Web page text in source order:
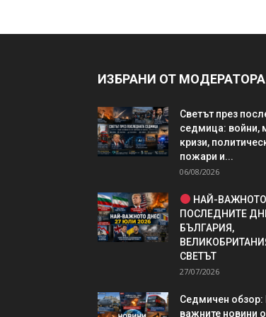
ИЗБРАНИ ОТ МОДЕРАТОРА
Светът през
седмица: войни,
кризи,
пожари и...
06/08/2026
НАЙ-
ПОСЛЕДНИТЕ
БЪЛГАРИЯ,
СВЕТЪТ
27/07/2026
Седмичен обзор:
важните новини